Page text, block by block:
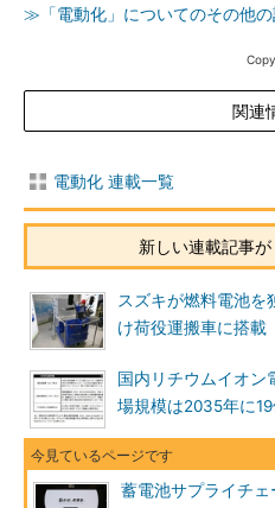
≫「電動化」についてのその他の
関連
電動化 連載一覧
新しい連載記事
スズキが燃料電池を
け荷役運搬車に搭載
国内リチウムイオン
場規模は2035年に
蓄電池サプライチ